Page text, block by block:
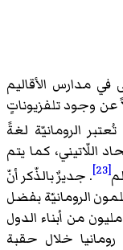
في مدارس الأقاليم
عن وجود تلفزيوناتٍ
تُعتبر الرومانيّة لغةً
اللّاتيني، كما يتم
[23]
. جديرٌ بالذّكر أنّ
الرومانيّة بفضل
من أبناء الدول
خلال حقبة